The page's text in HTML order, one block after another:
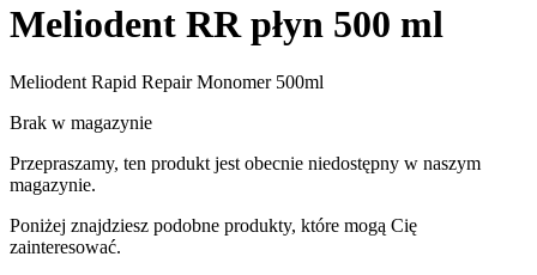
Meliodent RR płyn 500 ml
Meliodent Rapid Repair Monomer 500ml
Brak w magazynie
Przepraszamy, ten produkt jest obecnie niedostępny w naszym
magazynie.
Poniżej znajdziesz podobne produkty, które mogą Cię
zainteresować.